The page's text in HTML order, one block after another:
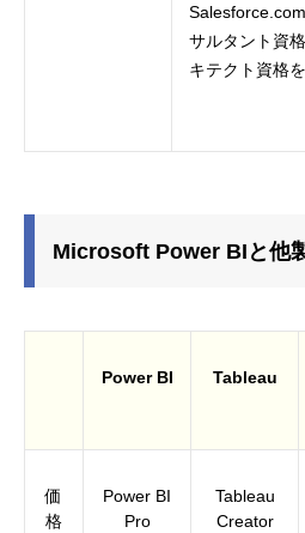
サルタント資
キテクト資格を
Microsoft Power BIと他
Power BI Tableau
価
格
Power BI
Pro
Tableau
Creator